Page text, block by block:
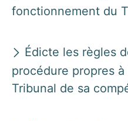
fonctionnement du
Édicte les règles
procédure propres
Tribunal de sa